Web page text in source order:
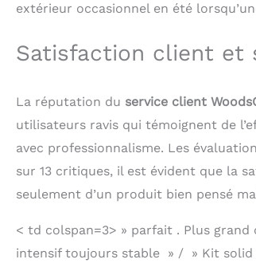
extérieur occasionnel en été
Satisfaction client et
La réputation du service client
utilisateurs ravis qui témoignent de
avec professionnalisme. Les
sur 13 critiques, il est évident que la
seulement d’un produit bien pensé
< td colspan=3> » parfait . Plus
intensif toujours stable » / » Kit